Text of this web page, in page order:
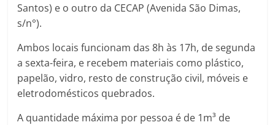
Santos) e o outro da CECAP (Avenida São Dimas,
s/n°).
Ambos locais funcionam das 8h às 17h, de segunda
a sexta-feira, e recebem materiais como plástico,
papelão, vidro, resto de construção civil, móveis e
eletrodomésticos quebrados.
A quantidade máxima por pessoa é de 1m³ de